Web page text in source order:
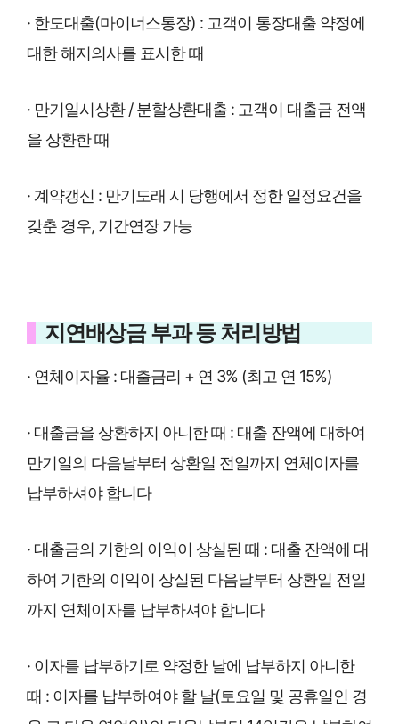
· 한도대출(마이너스통장) : 고객이 통장대출 약정에
대한 해지의사를 표시한 때
· 만기일시상환 / 분할상환대출 : 고객이 대출금 전액
을 상환한 때
· 계약갱신 : 만기도래 시 당행에서 정한 일정요건을
갖춘 경우, 기간연장 가능
지연배상금 부과 등 처리방법
· 연체이자율 : 대출금리 + 연 3% (최고 연 15%)
· 대출금을 상환하지 아니한 때 : 대출 잔액에 대하여
만기일의 다음날부터 상환일 전일까지 연체이자를
납부하셔야 합니다
· 대출금의 기한의 이익이 상실된 때 : 대출 잔액에 대
하여 기한의 이익이 상실된 다음날부터 상환일 전일
까지 연체이자를 납부하셔야 합니다
· 이자를 납부하기로 약정한 날에 납부하지 아니한
때 : 이자를 납부하여야 할 날(토요일 및 공휴일인 경